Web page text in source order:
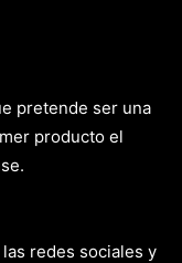
pretende ser una
producto el
redes sociales y